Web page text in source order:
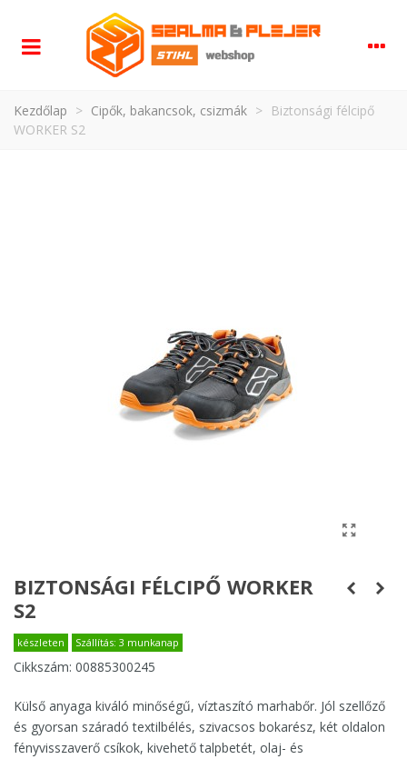
Kezdőlap > Cipők, bakancsok, csizmák >
Biztonsági félcipő
WORKER S2
BIZTONSÁGI FÉLCIPŐ WORKER
S2
készleten Szállítás: 3 munkanap
Cikkszám: 00885300245
Külső anyaga kiváló minőségű, víztaszító marhabőr. Jól szellőző
és gyorsan száradó textilbélés, szivacsos bokarész, két oldalon
fényvisszaverő csíkok, kivehető talpbetét, olaj- és